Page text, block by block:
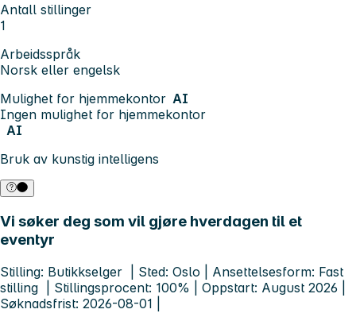
Antall stillinger
1
Arbeidsspråk
Norsk eller engelsk
Mulighet for hjemmekontor AI
Ingen mulighet for hjemmekontor
AI
Bruk av kunstig intelligens
Vi søker deg som vil gjøre hverdagen til et
eventyr
Stilling: Butikkselger Sted: Oslo | Ansettelsesform: Fast
stilling | Stillingsprocent: 100% | Oppstart: August 2026 |
Søknadsfrist: 2026-08-01 |